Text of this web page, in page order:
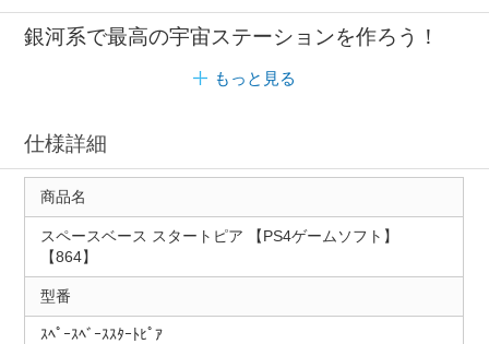
銀河系で最高の宇宙ステーションを作ろう！
もっと見る
仕様詳細
商品名
スペースベース スタートピア 【PS4ゲームソフト】
【864】
型番
ｽﾍﾟｰｽﾍﾞｰｽｽﾀｰﾄﾋﾟｱ